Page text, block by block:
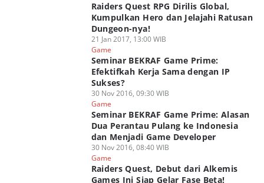
Raiders Quest RPG Dirilis Global,
Kumpulkan Hero dan Jelajahi Ratusan
Dungeon-nya!
21 Jan 2017, 13:00 WIB
Game
Seminar BEKRAF Game Prime:
Efektifkah Kerja Sama dengan IP
Sukses?
30 Nov 2016, 09:30 WIB
Game
Seminar BEKRAF Game Prime: Alasan
Dua Perantau Pulang ke Indonesia
dan Menjadi Game Developer
30 Nov 2016, 08:40 WIB
Game
Raiders Quest, Debut dari Alkemis
Games Ini Siap Gelar Fase Beta!